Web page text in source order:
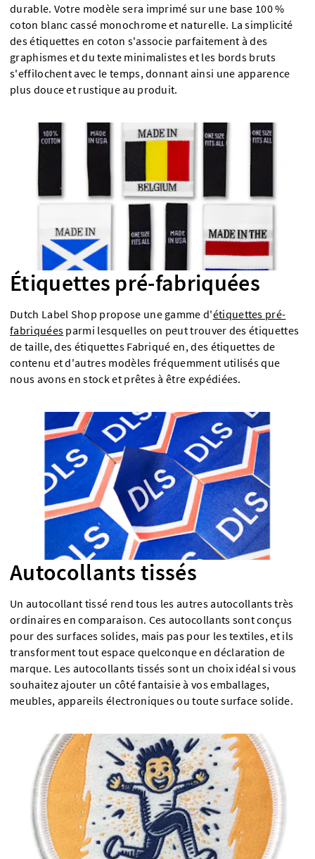
durable. Votre modèle sera imprimé sur une base 100 %
coton blanc cassé monochrome et naturelle. La simplicité
des étiquettes en coton s'associe parfaitement à des
graphismes et du texte minimalistes et les bords bruts
s'effilochent avec le temps, donnant ainsi une apparence
plus douce et rustique au produit.
Étiquettes pré-fabriquées
Dutch Label Shop propose une gamme d'étiquettes pré-
fabriquées parmi lesquelles on peut trouver des étiquettes
de taille, des étiquettes Fabriqué en, des étiquettes de
contenu et d'autres modèles fréquemment utilisés que
nous avons en stock et prêtes à être expédiées.
Autocollants tissés
Un autocollant tissé rend tous les autres autocollants très
ordinaires en comparaison. Ces autocollants sont conçus
pour des surfaces solides, mais pas pour les textiles, et ils
transforment tout espace quelconque en déclaration de
marque. Les autocollants tissés sont un choix idéal si vous
souhaitez ajouter un côté fantaisie à vos emballages,
meubles, appareils électroniques ou toute surface solide.